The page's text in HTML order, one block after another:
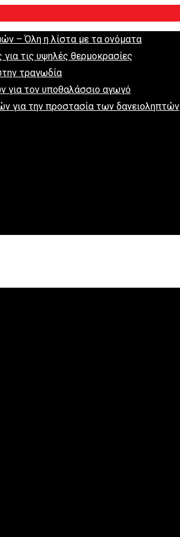
– Όλη η λίστα με τα ονόματα
τις υψηλές θερμοκρασίες
τραγωδία
για τον υποθαλάσσιο αγωγό
για την προστασία των δανειοληπτών